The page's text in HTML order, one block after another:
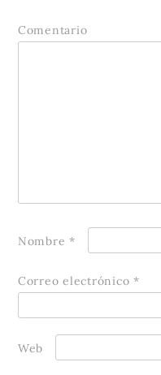
Comentario
Nombre*
Correo electrónico*
Web